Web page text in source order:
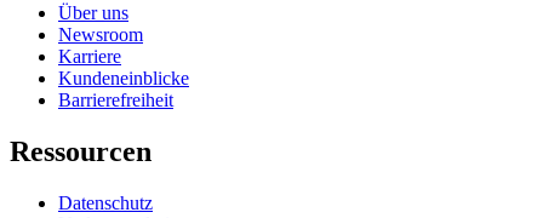
Über uns
Newsroom
Karriere
Kundeneinblicke
Barrierefreiheit
Ressourcen
Datenschutz